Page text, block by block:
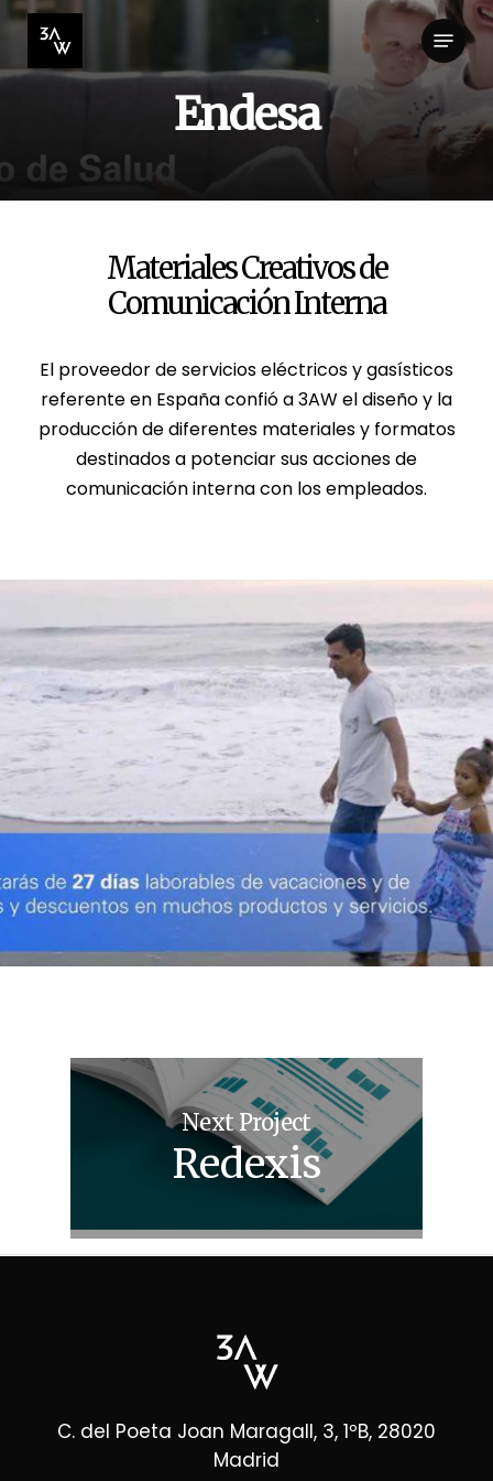
Skip
main
Menu
Endesa
Materiales Creativos de
Comunicación Interna
El proveedor de servicios eléctricos y gasísticos
referente en España confió a 3AW el diseño y la
producción de diferentes materiales y formatos
destinados a potenciar sus acciones de
comunicación interna con los empleados.
Next Project
Redexis
C. del Poeta Joan Maragall, 3, 1ºB, 28020
Madrid
Close
Menu